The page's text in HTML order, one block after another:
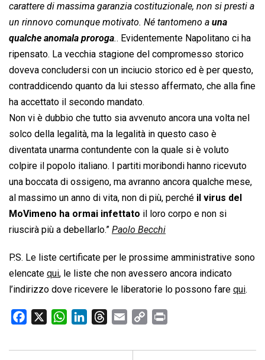
carattere di massima garanzia costituzionale, non si presti a
un rinnovo comunque motivato. Né tantomeno a una
qualche anomala proroga.. Evidentemente Napolitano ci ha
ripensato. La vecchia stagione del compromesso storico
doveva concludersi con un inciucio storico ed è per questo,
contraddicendo quanto da lui stesso affermato, che alla fine
ha accettato il secondo mandato.
Non vi è dubbio che tutto sia avvenuto ancora una volta nel
solco della legalità, ma la legalità in questo caso è
diventata unarma contundente con la quale si è voluto
colpire il popolo italiano. I partiti moribondi hanno ricevuto
una boccata di ossigeno, ma avranno ancora qualche mese,
al massimo un anno di vita, non di più, perché il virus del
MoVimeno ha ormai infettato il loro corpo e non si
riuscirà più a debellarlo.” Paolo Becchi
P.S. Le liste certificate per le prossime amministrative sono
elencate qui, le liste che non avessero ancora indicato
l’indirizzo dove ricevere le liberatorie lo possono fare qui.
c
W
a
n
r
a
p
i